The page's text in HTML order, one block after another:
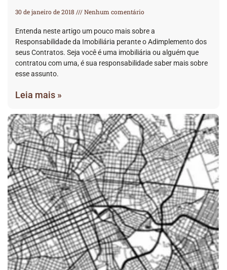
30 de janeiro de 2018 Nenhum comentário
Entenda neste artigo um pouco mais sobre a
Responsabilidade da Imobiliária perante o Adimplemento dos
seus Contratos. Seja você é uma imobiliária ou alguém que
contratou com uma, é sua responsabilidade saber mais sobre
esse assunto.
Leia mais »